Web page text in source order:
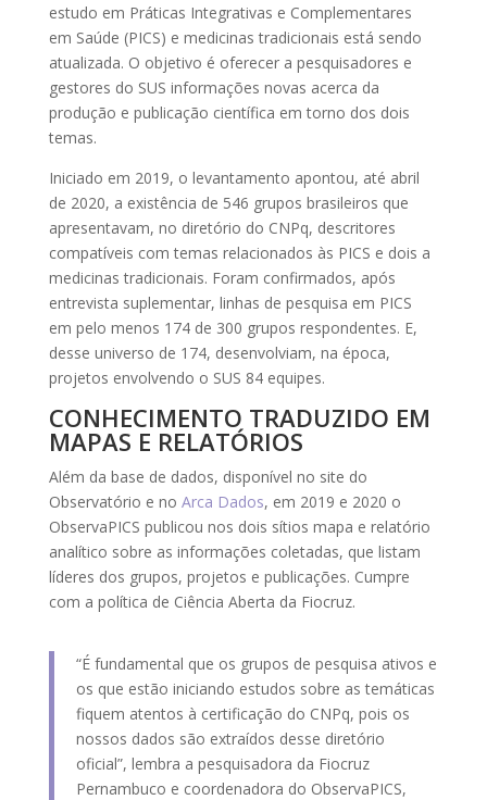
estudo em Práticas Integrativas e Complementares
em Saúde (PICS) e medicinas tradicionais está sendo
atualizada. O objetivo é oferecer a pesquisadores e
gestores do SUS informações novas acerca da
produção e publicação científica em torno dos dois
temas.
Iniciado em 2019, o levantamento apontou, até abril
de 2020, a existência de 546 grupos brasileiros que
apresentavam, no diretório do CNPq, descritores
compatíveis com temas relacionados às PICS e dois a
medicinas tradicionais. Foram confirmados, após
entrevista suplementar, linhas de pesquisa em PICS
em pelo menos 174 de 300 grupos respondentes. E,
desse universo de 174, desenvolviam, na época,
projetos envolvendo o SUS 84 equipes.
CONHECIMENTO TRADUZIDO EM
MAPAS E RELATÓRIOS
Além da base de dados, disponível no site do
Observatório e no Arca Dados, em 2019 e 2020 o
ObservaPICS publicou nos dois sítios mapa e relatório
analítico sobre as informações coletadas, que listam
líderes dos grupos, projetos e publicações. Cumpre
com a política de Ciência Aberta da Fiocruz.
“É fundamental que os grupos de pesquisa ativos e
os que estão iniciando estudos sobre as temáticas
fiquem atentos à certificação do CNPq, pois os
nossos dados são extraídos desse diretório
oficial”, lembra a pesquisadora da Fiocruz
Pernambuco e coordenadora do ObservaPICS,